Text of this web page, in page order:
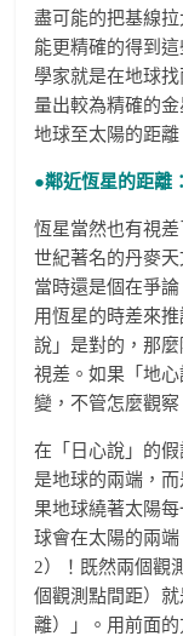
盡可能的把基線
能更精確的得到
學家就是在地球
量出較為精確的
地球至太陽的距離
●鄰近恆星的距離
恆星當然也有視
世紀著名的丹麥
當時還是個在爭
用恆星的時差來
說」是對的，那
視差。如果「地
變，不管怎麼觀
在「日心說」的
是地球的兩端，
果地球繞著太陽
球會在太陽的兩
2）！既然兩個觀
個觀測點間距）
離）」。用前面